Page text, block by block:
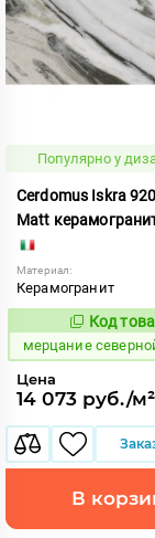
Популярно у
Cerdomus Iskra
Matt
Материал:
Керамогранит
Код
мерцание
Цена
14 073 руб./м²
В